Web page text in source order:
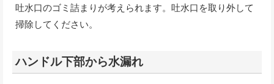
吐水口のゴミ詰まりが考えられます。吐水口を取り外して
掃除してください。
ハンドル下部から水漏れ